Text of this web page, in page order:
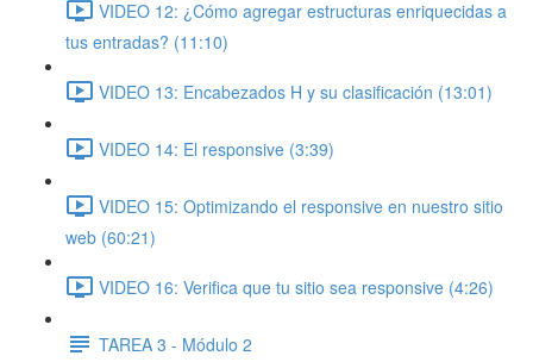
VIDEO 12: ¿Cómo agregar estructuras enriquecidas a
tus entradas? (11:10)
VIDEO 13: Encabezados H y su clasificación (13:01)
VIDEO 14: El responsive (3:39)
VIDEO 15: Optimizando el responsive en nuestro sitio
web (60:21)
VIDEO 16: Verifica que tu sitio sea responsive (4:26)
TAREA 3 - Módulo 2